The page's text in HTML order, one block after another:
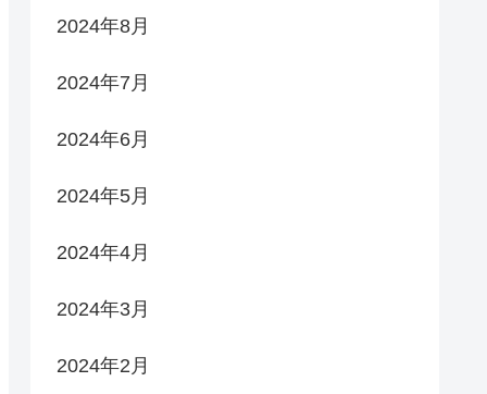
2024年8月
2024年7月
2024年6月
2024年5月
2024年4月
2024年3月
2024年2月